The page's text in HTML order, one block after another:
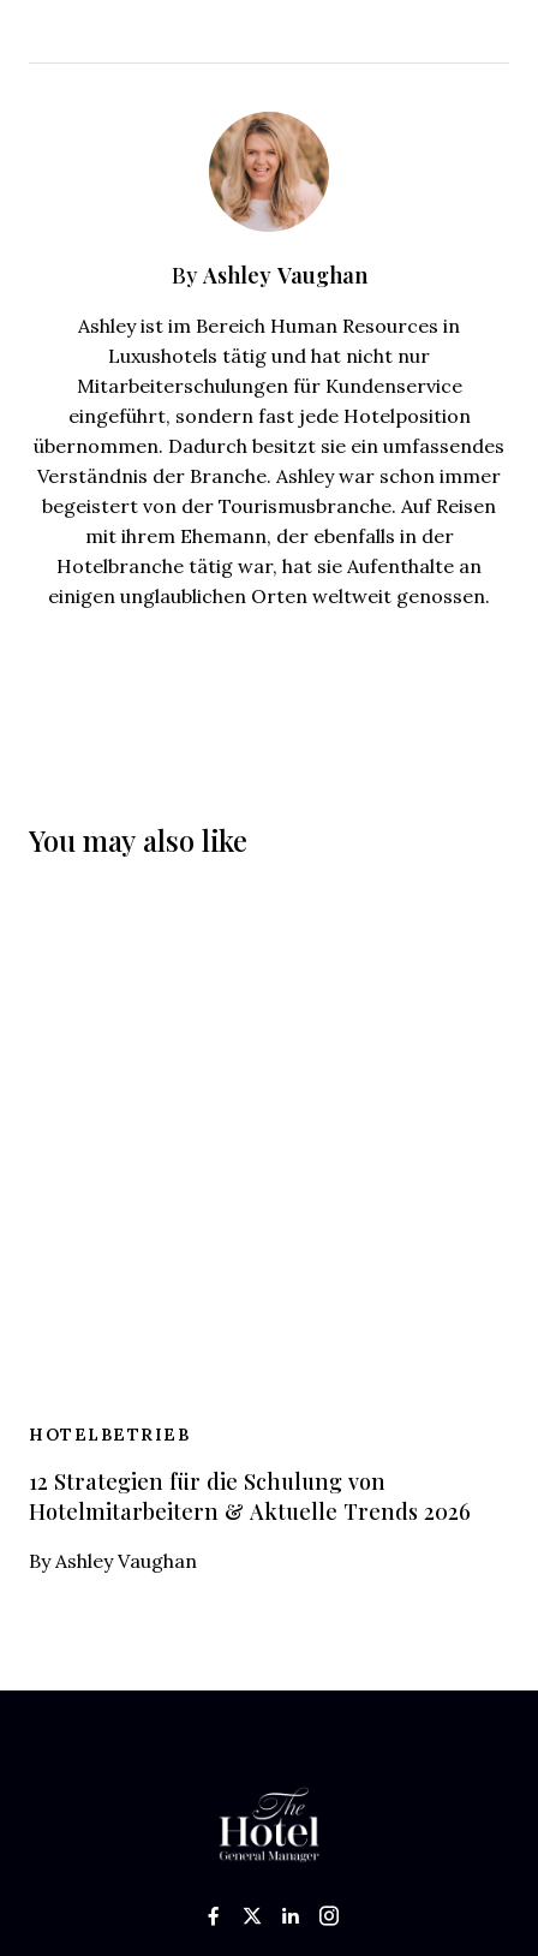
By Ashley Vaughan
Ashley ist im Bereich Human Resources in
Luxushotels tätig und hat nicht nur
Mitarbeiterschulungen für Kundenservice
eingeführt, sondern fast jede Hotelposition
übernommen. Dadurch besitzt sie ein umfassendes
Verständnis der Branche. Ashley war schon immer
begeistert von der Tourismusbranche. Auf Reisen
mit ihrem Ehemann, der ebenfalls in der
Hotelbranche tätig war, hat sie Aufenthalte an
einigen unglaublichen Orten weltweit genossen.
You may also like
HOTELBETRIEB
12 Strategien für die Schulung von
Hotelmitarbeitern & Aktuelle Trends 2026
ByAshley Vaughan
Like us on Facebook
Follow us on Twitter
Add us on LinkedIn
Follow us on